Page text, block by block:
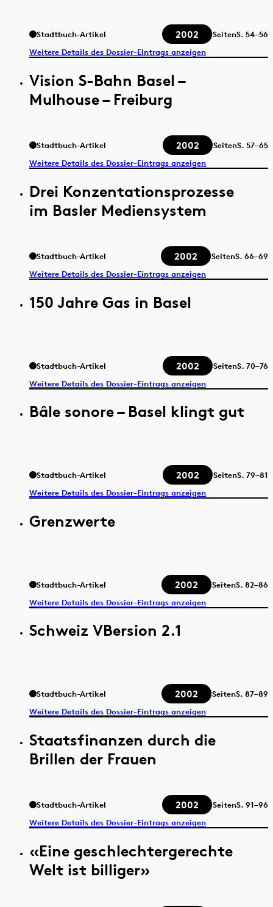
Stadtbuch-Artikel 2002 SeitenS. 54–56
Weitere Details des Dossier-Eintrags anzeigen
Vision S-Bahn Basel –
Mulhouse – Freiburg
Stadtbuch-Artikel 2002 SeitenS. 57–65
Weitere Details des Dossier-Eintrags anzeigen
Drei Konzentationsprozesse
im Basler Mediensystem
Stadtbuch-Artikel 2002 SeitenS. 66–69
Weitere Details des Dossier-Eintrags anzeigen
150 Jahre Gas in Basel
Stadtbuch-Artikel 2002 SeitenS. 70–76
Weitere Details des Dossier-Eintrags anzeigen
Bâle sonore – Basel klingt gut
Stadtbuch-Artikel 2002 SeitenS. 79–81
Weitere Details des Dossier-Eintrags anzeigen
Grenzwerte
Stadtbuch-Artikel 2002 SeitenS. 82–86
Weitere Details des Dossier-Eintrags anzeigen
Schweiz VBersion 2.1
Stadtbuch-Artikel 2002 SeitenS. 87–89
Weitere Details des Dossier-Eintrags anzeigen
Staatsfinanzen durch die
Brillen der Frauen
Stadtbuch-Artikel 2002 SeitenS. 91–96
Weitere Details des Dossier-Eintrags anzeigen
«Eine geschlechtergerechte
Welt ist billiger»